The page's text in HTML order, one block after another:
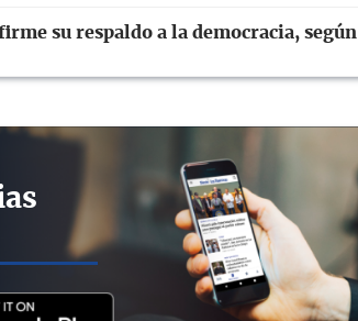
su respaldo a la democracia, según